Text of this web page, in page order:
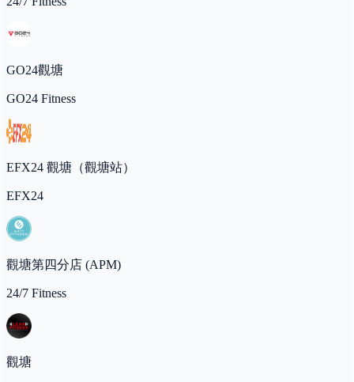
GO24觀塘
GO24 Fitness
EFX24 觀塘（觀塘站）
EFX24
觀塘第四分店 (APM)
24/7 Fitness
觀塘